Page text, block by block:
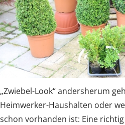
„Zwiebel-Look“ andersherum
Heimwerker-Haushalten oder
schon vorhanden ist: Eine